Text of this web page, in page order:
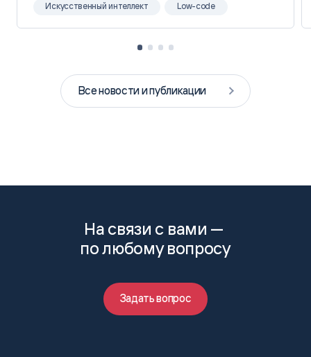
Искусственный интеллект Low-code
Все новости и публикации
На связи с вами —
по любому вопросу
Задать вопрос